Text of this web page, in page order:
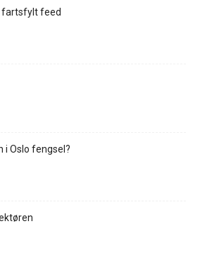
fartsfylt feed
i Oslo fengsel?